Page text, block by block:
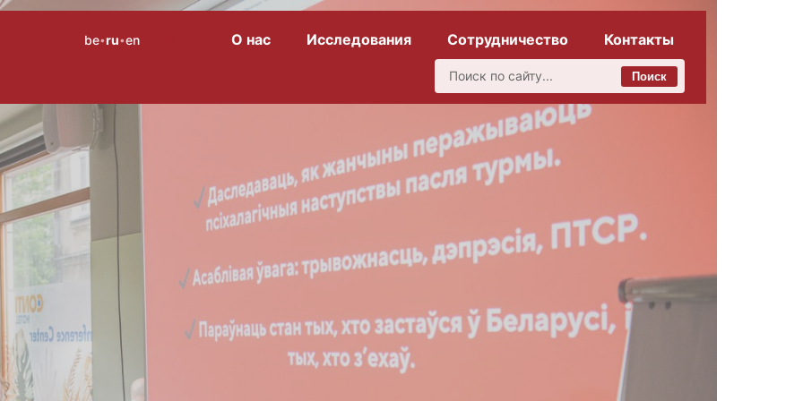
be•ru•en О нас Исследования Сотрудничество Контакты
Поиск